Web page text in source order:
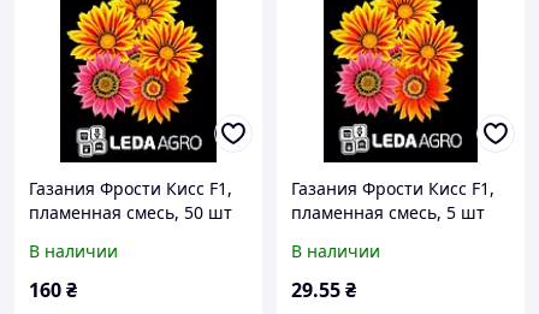
Газания Фрости Кисс F1,
пламенная смесь, 50 шт
В наличии
160₴
Газания Фрости Кисс F1,
пламенная смесь, 5 шт
В наличии
29.55₴